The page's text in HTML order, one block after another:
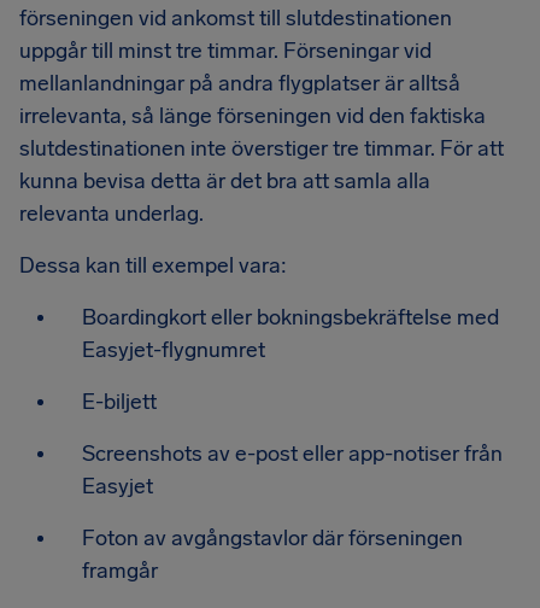
förseningen vid ankomst till slutdestinationen
uppgår till minst tre timmar. Förseningar vid
mellanlandningar på andra flygplatser är alltså
irrelevanta, så länge förseningen vid den faktiska
slutdestinationen inte överstiger tre timmar. För att
kunna bevisa detta är det bra att samla alla
relevanta underlag.
Dessa kan till exempel vara:
Boardingkort eller bokningsbekräftelse med
Easyjet-flygnumret
E-biljett
Screenshots av e-post eller app-notiser från
Easyjet
Foton av avgångstavlor där förseningen
framgår